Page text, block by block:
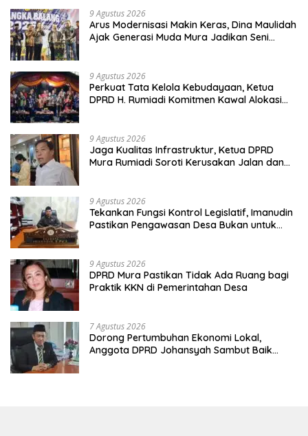
9 Agustus 2026
Arus Modernisasi Makin Keras, Dina Maulidah
Ajak Generasi Muda Mura Jadikan Seni
9 Agustus 2026
Perkuat Tata Kelola Kebudayaan, Ketua
DPRD H. Rumiadi Komitmen Kawal Alokasi
9 Agustus 2026
Jaga Kualitas Infrastruktur, Ketua DPRD
Mura Rumiadi Soroti Kerusakan Jalan dan
9 Agustus 2026
Tekankan Fungsi Kontrol Legislatif, Imanudin
Pastikan Pengawasan Desa Bukan untuk
9 Agustus 2026
DPRD Mura Pastikan Tidak Ada Ruang bagi
Praktik KKN di Pemerintahan Desa
7 Agustus 2026
Dorong Pertumbuhan Ekonomi Lokal,
Anggota DPRD Johansyah Sambut Baik